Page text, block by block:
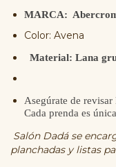
MARCA:
Color: Avena
Material: Lana
Asegúrate de
Cada prenda es
Salón Dadá se
planchadas y listas